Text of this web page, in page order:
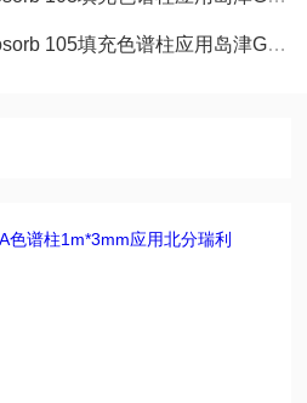
105填充色谱柱应用岛津GC14C